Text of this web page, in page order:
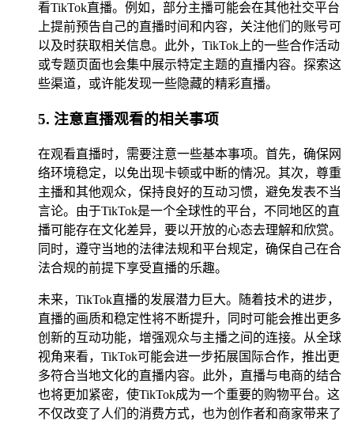
看TikTok直播。例如，部分主播可能会在其他社交平台
上提前预告自己的直播时间和内容，关注他们的账号可
以及时获取相关信息。此外，TikTok上的一些合作活动
或专题页面也会集中展示特定主题的直播内容。探索这
些渠道，或许能发现一些隐藏的精彩直播。
5. 注意直播观看的相关事项
在观看直播时，需要注意一些基本事项。首先，确保网
络环境稳定，以免出现卡顿或中断的情况。其次，尊重
主播和其他观众，保持良好的互动习惯，避免发表不当
言论。由于TikTok是一个全球性的平台，不同地区的直
播可能存在文化差异，要以开放的心态去理解和欣赏。
同时，遵守当地的法律法规和平台规定，确保自己在合
法合规的前提下享受直播的乐趣。
未来，TikTok直播的发展潜力巨大。随着技术的进步，
直播的画质和稳定性将不断提升，同时可能会推出更多
创新的互动功能，增强观众与主播之间的连接。从全球
视角来看，TikTok可能会进一步拓展国际合作，推出更
多符合当地文化的直播内容。此外，直播与电商的结合
也将更加紧密，使TikTok成为一个重要的购物平台。这
不仅改变了人们的消费方式，也为创作者和商家带来了